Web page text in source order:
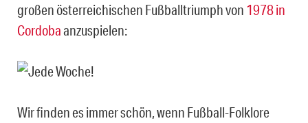
großen österreichischen Fußballtriumph von 1978 in
Cordobaanzuspielen:
Wir finden es immer schön, wenn Fußball-Folklore